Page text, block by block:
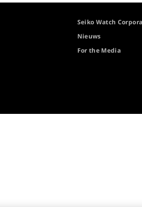
Seiko Watch
Nieuws
For the Media